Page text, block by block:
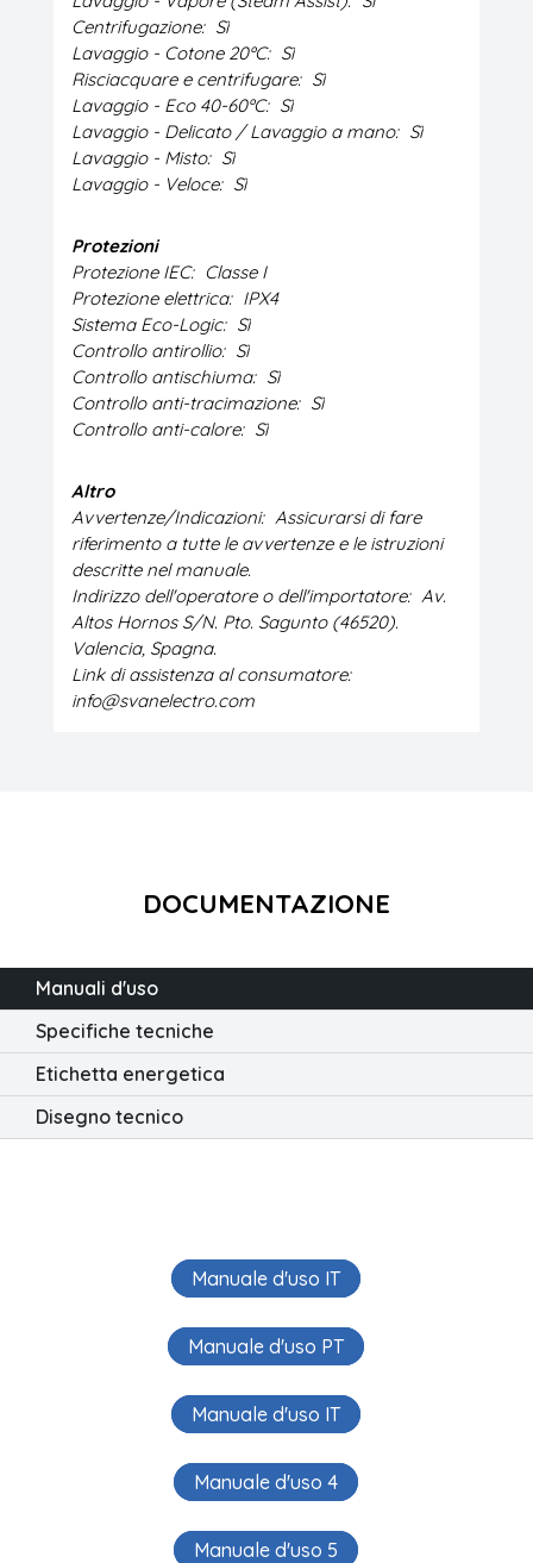
Centrifugazione: Sì
Lavaggio - Cotone 20ºC: Sì
Risciacquare e centrifugare: Sì
Lavaggio - Eco 40-60ºC: Sì
Lavaggio - Delicato / Lavaggio a mano: Sì
Lavaggio - Misto: Sì
Lavaggio - Veloce: Sì
Protezioni
Protezione IEC: Classe I
Protezione elettrica: IPX4
Sistema Eco-Logic: Sì
Controllo antirollio: Sì
Controllo antischiuma: Sì
Controllo anti-tracimazione: Sì
Controllo anti-calore: Sì
Altro
Avvertenze/Indicazioni: Assicurarsi di fare
riferimento a tutte le avvertenze e le istruzioni
descritte nel manuale.
Indirizzo dell'operatore o dell'importatore: Av.
Altos Hornos S/N. Pto. Sagunto (46520).
Valencia, Spagna.
Link di assistenza al consumatore:
info@svanelectro.com
DOCUMENTAZIONE
Manuali d'uso
Specifiche tecniche
Etichetta energetica
Disegno tecnico
Manuale d'uso IT
Manuale d'uso PT
Manuale d'uso IT
Manuale d'uso 4
Manuale d'uso 5